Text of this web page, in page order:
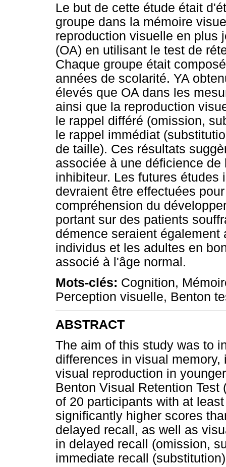
Le but de cette étude était
groupe dans la mémoire
reproduction visuelle en plus
(OA) en utilisant le test de
Chaque groupe était
années de scolarité. YA
élevés que OA dans les
ainsi que la reproduction
le rappel différé (omission,
le rappel immédiat
de taille). Ces résultats
associée à une déficience
inhibiteur. Les futures
devraient être effectuées
compréhension du
portant sur des patients
démence seraient
individus et les adultes en
associé à l'âge normal.
Mots-clés: Cognition,
Perception visuelle, Benton
ABSTRACT
The aim of this study was to
differences in visual
visual reproduction in
Benton Visual Retention
of 20 participants with at
significantly higher scores
delayed recall, as well as
in delayed recall (omission,
immediate recall